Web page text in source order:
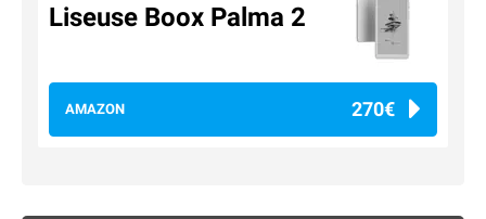
Liseuse Boox Palma 2
AMAZON 270€